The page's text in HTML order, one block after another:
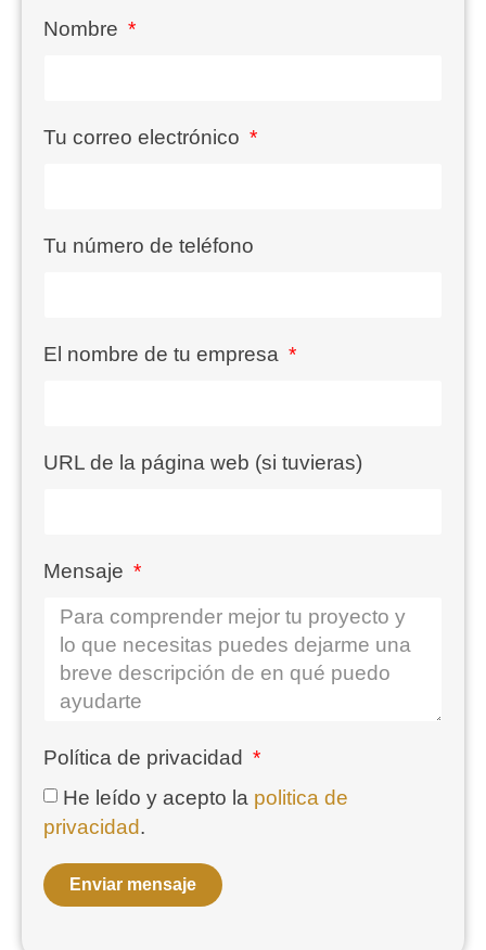
Nombre
Tu correo electrónico
Tu número de teléfono
El nombre de tu empresa
URL de la página web (si tuvieras)
Mensaje
Política de privacidad
He leído y acepto la politica de
privacidad.
Enviar mensaje